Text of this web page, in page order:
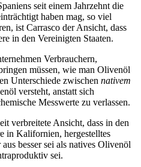
seit einem Jahrzehnt die
haben mag, so viel
ist Carrasco der Ansicht, dass
in den Vereinigten Staaten.
Verbrauchern,
müssen, wie man Olivenöl
Unterschiede zwischen nativem
versteht, anstatt sich
Messwerte zu verlassen.
verbreitete Ansicht, dass in den
in Kalifornien, hergestelltes
besser sei als natives Olivenöl
sei.